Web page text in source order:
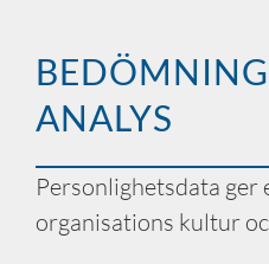
ANALYS
Personlighetsdata ger
organisations kultur